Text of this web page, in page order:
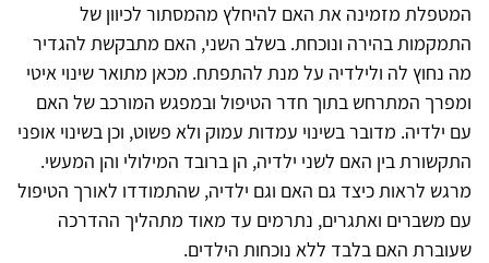
המטפלת מזמינה את האם להיחלץ מהמסתור לכיוון של
התמקמות בהירה ונוכחת. בשלב השני, האם מתבקשת להגדיר
מה נחוץ לה ולילדיה על מנת להתפתח. מכאן מתואר שינוי איטי
ומפרך המתרחש בתוך חדר הטיפול ובמפגש המורכב של האם
עם ילדיה. מדובר בשינוי עמדות עמוק ולא פשוט, וכן בשינוי אופני
התקשורת בין האם לשני ילדיה, הן ברובד המילולי והן המעשי.
מרגש לראות כיצד גם האם וגם ילדיה, שהתמודדו לאורך הטיפול
עם משברים ואתגרים, נתרמים עד מאוד מתהליך ההדרכה
שעוברת האם בלבד ללא נוכחות הילדים.